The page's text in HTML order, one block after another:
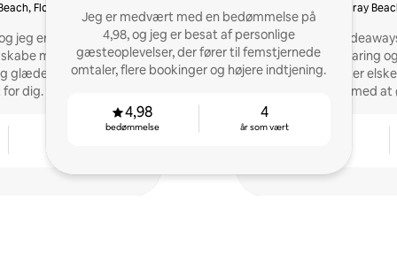
Florida
jeg er en passioneret
mindeværdige
glæder mig til at være
dig.
Jeg er medvært med en bedømmelse på
4,98, og jeg er besat af personlige
gæsteoplevelser, der fører til femstjernede
omtaler, flere bookinger og højere indtjening.
4,98
bedømmelse
4
år som vært
Delray
Med Sunny
gæstfrihedserfaring
rum, som gæster
hjælper værter med at